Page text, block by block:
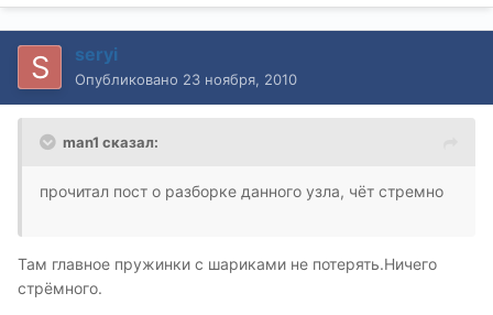
seryi
Опубликовано 23 ноября, 2010
man1 сказал:
прочитал пост о разборке данного узла, чёт стремно
Там главное пружинки с шариками не потерять.Ничего
стрёмного.